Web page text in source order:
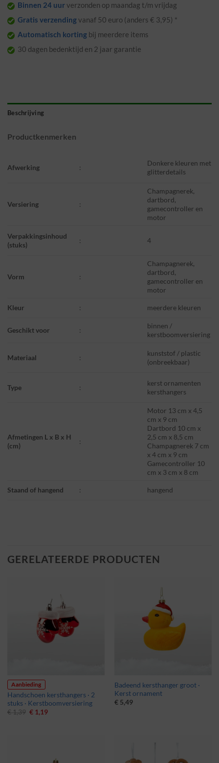
Binnen 24 uurverzonden op maandag t/m vrijdag
Gratis verzendingvanaf 50 euro (anders € 3,95) *
Automatisch korting bij meerdere items
30 dagen bedenktijd en 2 jaar garantie
Beschrijving
Productkenmerken
Afwerking :
Donkere kleuren met
glitterdetails
Versiering :
Champagnerek,
dartbord,
gamecontroller en
motor
Verpakkingsinhoud
(stuks)
: 4
Vorm :
Champagnerek,
dartbord,
gamecontroller en
motor
Kleur : meerdere kleuren
Geschikt voor :
binnen /
kerstboomversiering
Materiaal :
kunststof / plastic
(onbreekbaar)
Type :
kerst ornamenten
kersthangers
Afmetingen L x B x H
(cm)
:
Motor 13 cm x 4,5
cm x 9 cm
Dartbord 10 cm x
2,5 cm x 8,5 cm
Champagnerek 7 cm
x 4 cm x 9 cm
Gamecontroller 10
cm x 3 cm x 8 cm
Staand of hangend : hangend
GERELATEERDE PRODUCTEN
Aanbieding
Handschoen kersthangers · 2
stuks · Kerstboomversiering
€1,39 Oorspronkelijke
prijs
€1,19Huidige
Badeend kersthanger groot ·
Kerst ornament
€5,49